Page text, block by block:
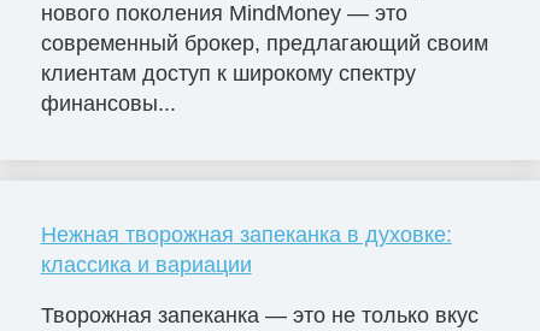
нового поколения MindMoney — это
современный брокер, предлагающий своим
клиентам доступ к широкому спектру
финансовы...
Нежная творожная запеканка в духовке:
классика и вариации
Творожная запеканка — это не только вкус